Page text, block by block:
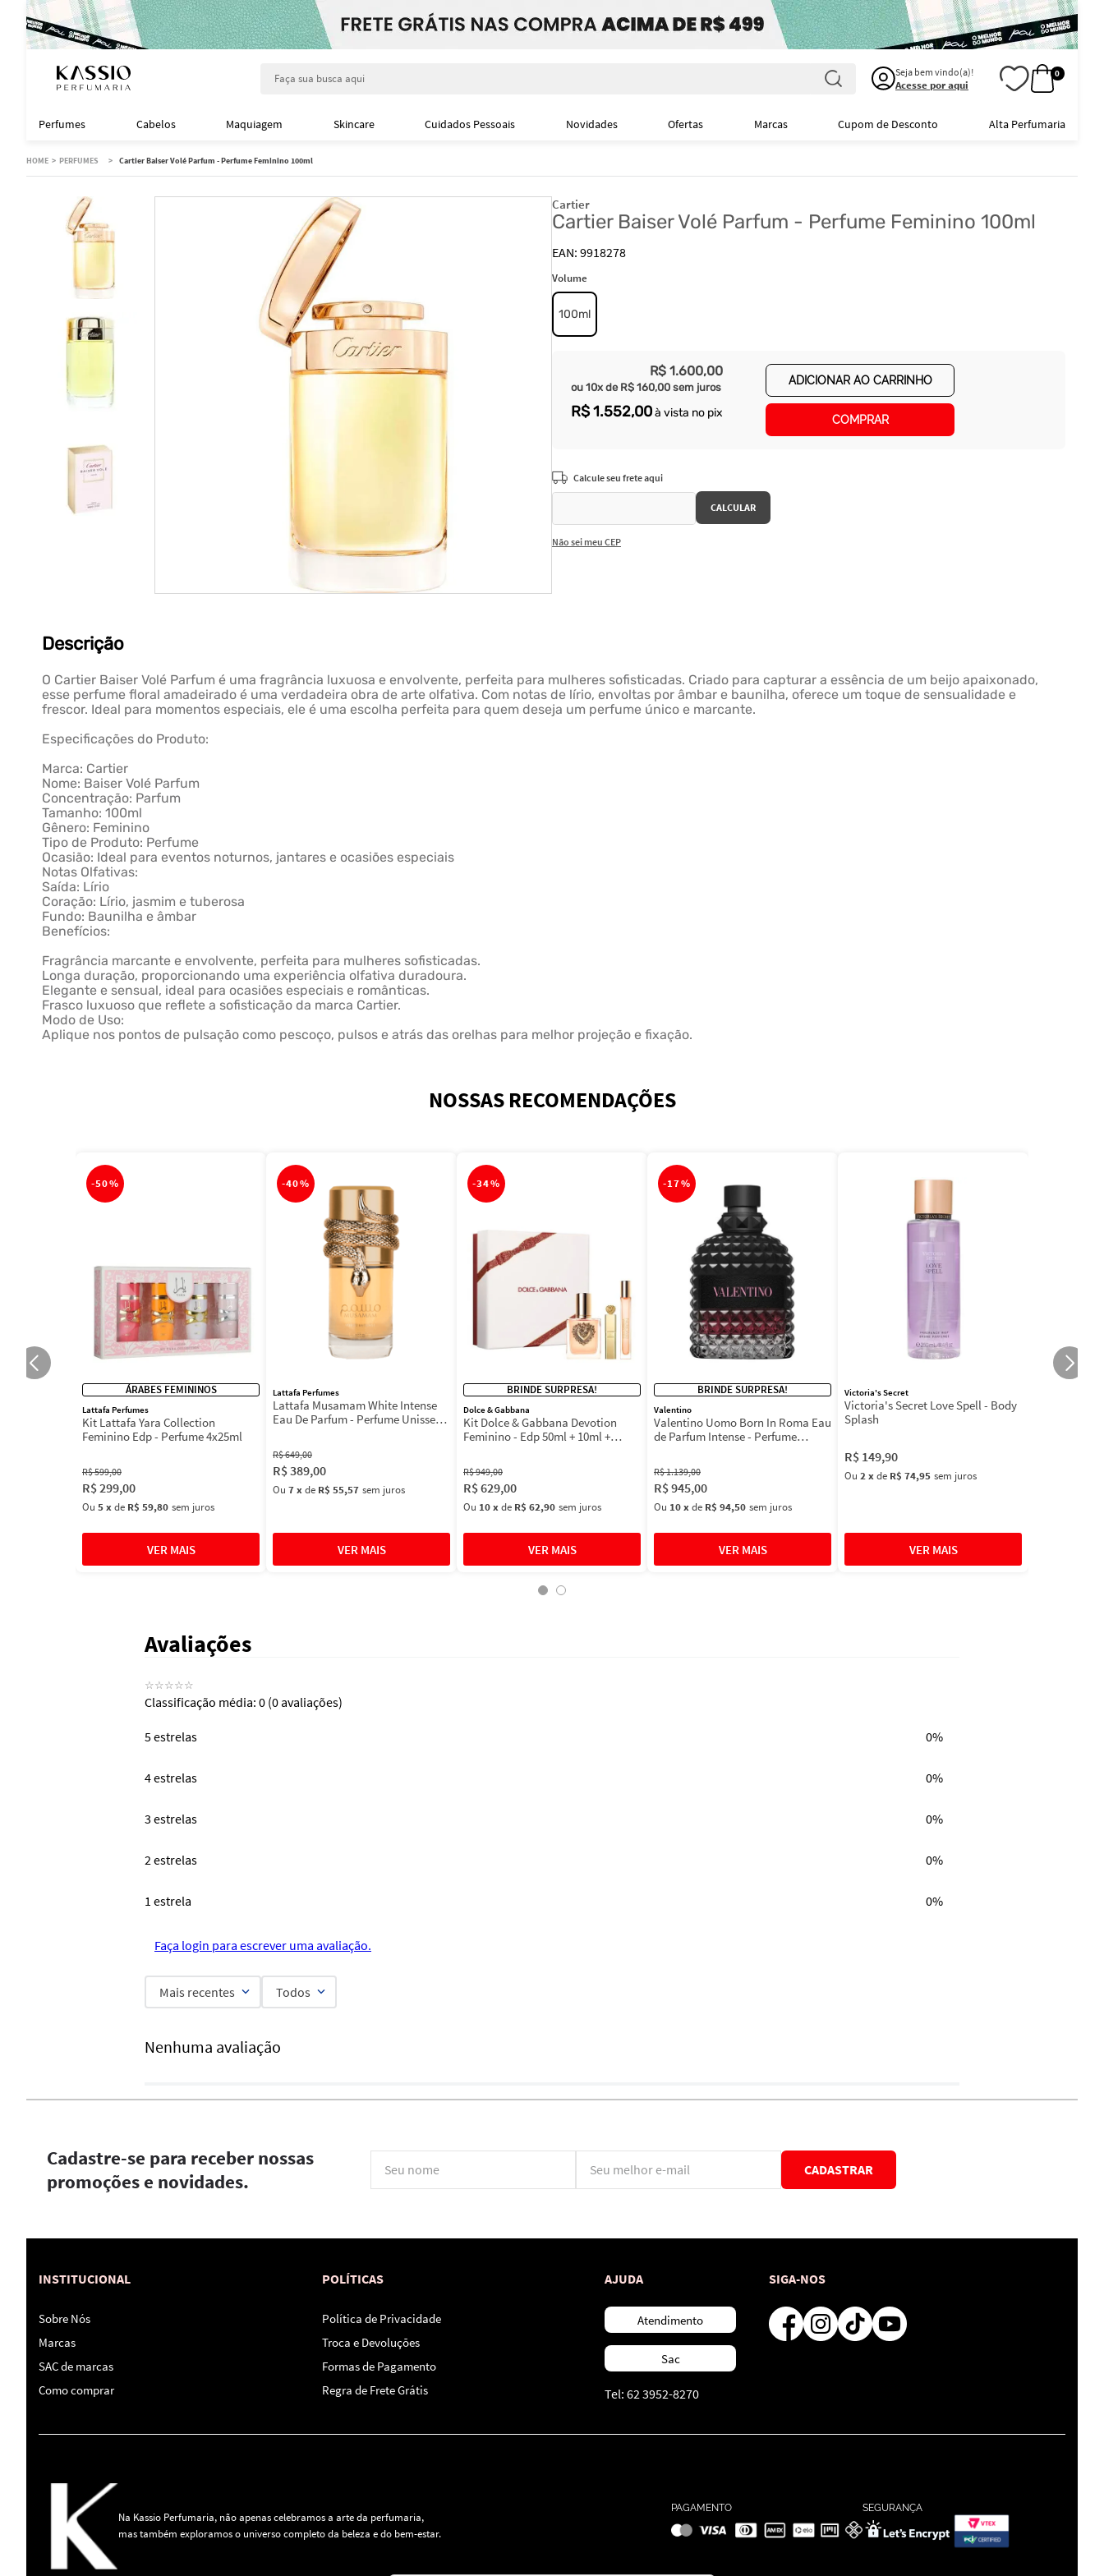
Seja bem vindo(a)!
Acesse por aqui
0
Perfumes Cabelos Maquiagem Skincare Cuidados Pessoais Novidades Ofertas Marcas Cupom de Desconto Alta Perfumaria
PERFUMES Cartier Baiser Volé Parfum - Perfume Feminino 100ml
Cartier
Cartier Baiser Volé Parfum - Perfume Feminino 100ml
9918278
Volume
100ml
R$ 1.600,00
ou 10x de R$ 160,00 sem juros
R$1.552,00à vista no pix
ADICIONAR AO CARRINHO
COMPRAR
Não sei meu CEP
Descrição
O Cartier Baiser Volé Parfum é uma fragrância luxuosa e envolvente, perfeita para mulheres sofisticadas. Criado para capturar a essência de um beijo apaixonado,
esse perfume floral amadeirado é uma verdadeira obra de arte olfativa. Com notas de lírio, envoltas por âmbar e baunilha, oferece um toque de sensualidade e
frescor. Ideal para momentos especiais, ele é uma escolha perfeita para quem deseja um perfume único e marcante.
Especificações do Produto:
Marca: Cartier
Nome: Baiser Volé Parfum
Concentração: Parfum
Tamanho: 100ml
Gênero: Feminino
Tipo de Produto: Perfume
Ocasião: Ideal para eventos noturnos, jantares e ocasiões especiais
Notas Olfativas:
Saída: Lírio
Coração: Lírio, jasmim e tuberosa
Fundo: Baunilha e âmbar
Benefícios:
Fragrância marcante e envolvente, perfeita para mulheres sofisticadas.
Longa duração, proporcionando uma experiência olfativa duradoura.
Elegante e sensual, ideal para ocasiões especiais e românticas.
Frasco luxuoso que reflete a sofisticação da marca Cartier.
Modo de Uso:
Aplique nos pontos de pulsação como pescoço, pulsos e atrás das orelhas para melhor projeção e fixação.
NOSSAS RECOMENDAÇÕES
-50%
ÁRABES FEMININOS
Lattafa Perfumes
Kit Lattafa Yara Collection
Feminino Edp - Perfume 4x25ml
R$599,00
R$299,00
Ou 5xde R$ 59,80 sem juros
-40%
Lattafa Perfumes
Lattafa Musamam White Intense
Eau De Parfum - Perfume Unissex
R$649,00
R$389,00
Ou 7xde R$ 55,57 sem juros
-34%
BRINDE SURPRESA!
Dolce & Gabbana
Kit Dolce & Gabbana Devotion
Feminino - Edp 50ml + 10ml +
R$949,00
R$629,00
Ou 10xde R$ 62,90 sem juros
-17%
BRINDE SURPRESA!
Valentino
Valentino Uomo Born In Roma Eau
de Parfum Intense - Perfume
R$1.139,00
R$945,00
Ou 10xde R$ 94,50 sem juros
Victoria's Secret
Victoria's Secret Love Spell - Body
Splash
R$ 149,90
Ou 2xde R$ 74,95 sem juros
Avaliações
☆☆☆☆☆
Classificação média: 0 (0 avaliações)
5 estrelas 0%
4 estrelas 0%
3 estrelas 0%
2 estrelas 0%
1 estrela 0%
Faça login para escrever uma avaliação.
Mais recentes Todos
Nenhuma avaliação
Cadastre-se para receber nossas
promoções e novidades.
CADASTRAR
INSTITUCIONAL
Sobre Nós
Marcas
SAC de marcas
Como comprar
POLÍTICAS
Política de Privacidade
Troca e Devoluções
Formas de Pagamento
Regra de Frete Grátis
AJUDA
Atendimento
Sac
Tel: 62 3952-8270
SIGA-NOS
Na Kassio Perfumaria, não apenas celebramos a arte da perfumaria,
mas também exploramos o universo completo da beleza e do bem-estar.
PAGAMENTO SEGURANÇA